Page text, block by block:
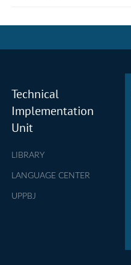
Technical
Implementation
Unit
LIBRARY
LANGUAGE CENTER
UPPBJ